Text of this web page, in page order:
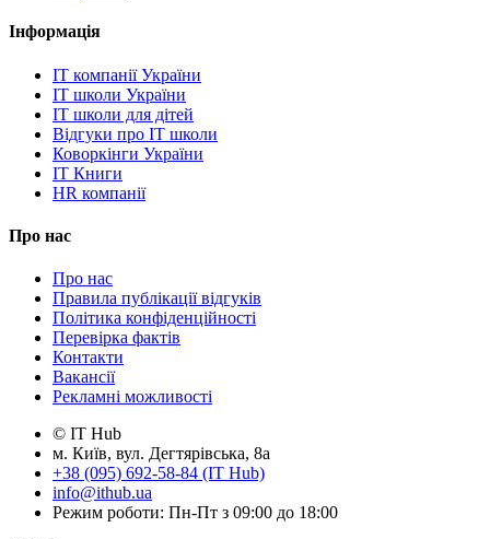
Інформація
IT компанії України
IT школи України
IT школи для дітей
Відгуки про IT школи
Коворкінги України
IT Книги
HR компанії
Про нас
Про нас
Правила публікації відгуків
Політика конфіденційності
Перевірка фактів
Контакти
Вакансії
Рекламні можливості
© IT Hub
м. Київ, вул. Дегтярівська, 8а
+38 (095) 692-58-84 (IT Hub)
info@ithub.ua
Режим роботи: Пн-Пт з 09:00 до 18:00